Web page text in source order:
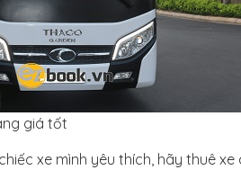
giá tốt
xe mình yêu thích, hãy thuê